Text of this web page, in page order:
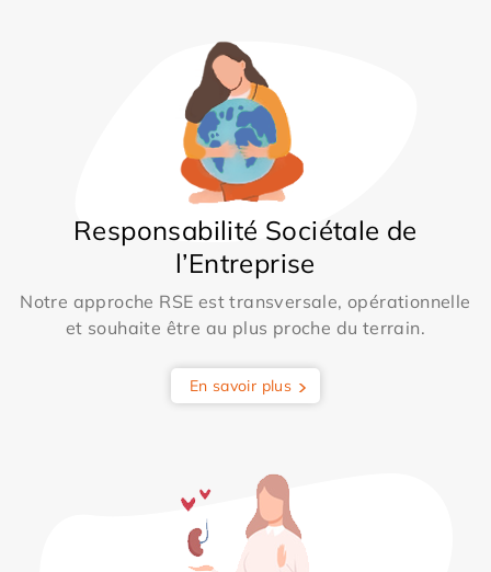
Responsabilité Sociétale de
l’Entreprise
Notre approche RSE est transversale, opérationnelle
et souhaite être au plus proche du terrain.
En savoir plus